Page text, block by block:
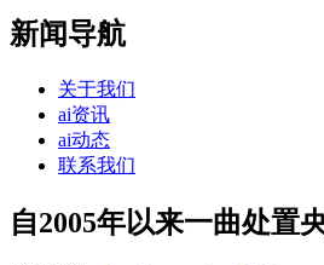
新闻导航
关于我们
ai资讯
ai动态
联系我们
自2005年以来一曲处置